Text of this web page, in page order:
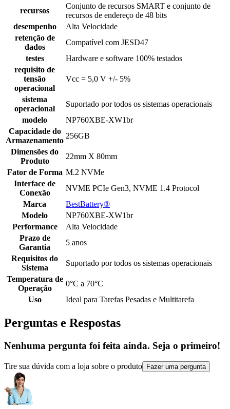
recursos
Conjunto de recursos SMART e conjunto de
recursos de endereço de 48 bits
desempenho
Alta Velocidade
retenção de
dados
Compatível com JESD47
testes
Hardware e software 100% testados
requisito de
tensão
operacional
Vcc = 5,0 V +/- 5%
sistema
operacional
Suportado por todos os sistemas operacionais
modelo
NP760XBE-XW1br
Capacidade do
Armazenamento
256GB
Dimensões do
Produto
22mm X 80mm
Fator de Forma M.2 NVMe
Interface de
Conexão
NVME PCIe Gen3, NVME 1.4 Protocol
Marca
BestBattery®
Modelo
NP760XBE-XW1br
Performance
Alta Velocidade
Prazo de
Garantia
5 anos
Requisitos do
Sistema
Suportado por todos os sistemas operacionais
Temperatura de
Operação
0°C a 70°C
Uso
Ideal para Tarefas Pesadas e Multitarefa
Perguntas e Respostas
Nenhuma pergunta foi feita ainda. Seja o primeiro!
Tire sua dúvida com a loja sobre o produto Fazer uma pergunta